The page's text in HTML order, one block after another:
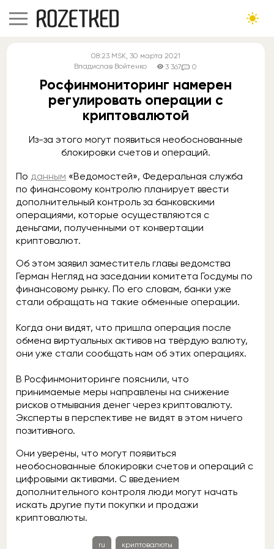
08:23 MSK, 30 марта 2021
Владислав Войтенко
3 367 0
Росфинмониторинг намерен
регулировать операции с
криптовалютой
Из-за этого могут появиться необоснованные
блокировки счетов и операций.
По данным «Ведомостей», Федеральная служба
по финансовому контролю планирует ввести
дополнительный контроль за банковскими
операциями, которые осуществляются с
деньгами, полученными от конвертации
криптовалют.
Об этом заявил заместитель главы ведомства
Герман Негляд на заседании комитета Госдумы по
финансовому рынку. По его словам, банки уже
стали обращать на такие обменные операции.
Когда они видят, что пришла операция после
обмена виртуальных активов на твёрдую валюту,
они уже стали сообщать нам об этих операциях.
В Росфинмониторинге пояснили, что
принимаемые меры направлены на снижение
рисков отмывания денег через криптовалюту.
Эксперты в перспективе не видят в этом ничего
позитивного.
Они уверены, что могут появиться
необоснованные блокировки счетов и операций с
цифровыми активами. С введением
дополнительного контроля люди могут начать
искать другие пути покупки и продажи
криптовалюты.
ru криптовалюты